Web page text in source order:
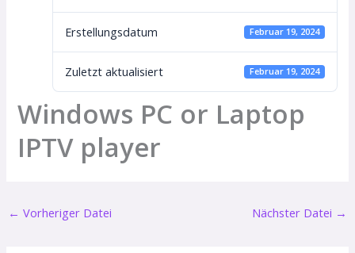
Erstellungsdatum Februar 19, 2024
Zuletzt aktualisiert Februar 19, 2024
Windows PC or Laptop
IPTV player
← Vorheriger Datei Nächster Datei →